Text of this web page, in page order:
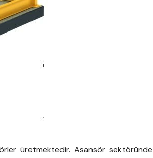
üretmektedir. Asansör sektöründe